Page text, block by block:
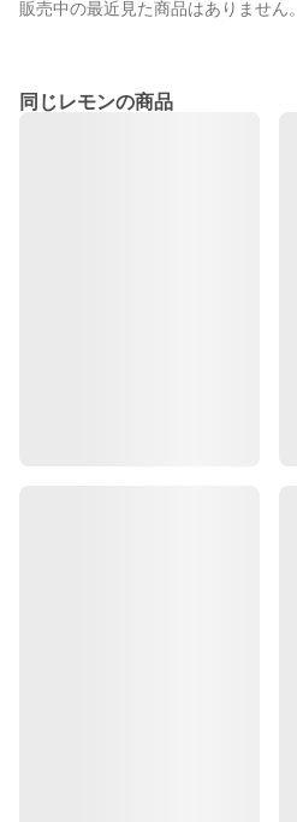
販売中の最近見た商品はありません。
同じレモンの商品